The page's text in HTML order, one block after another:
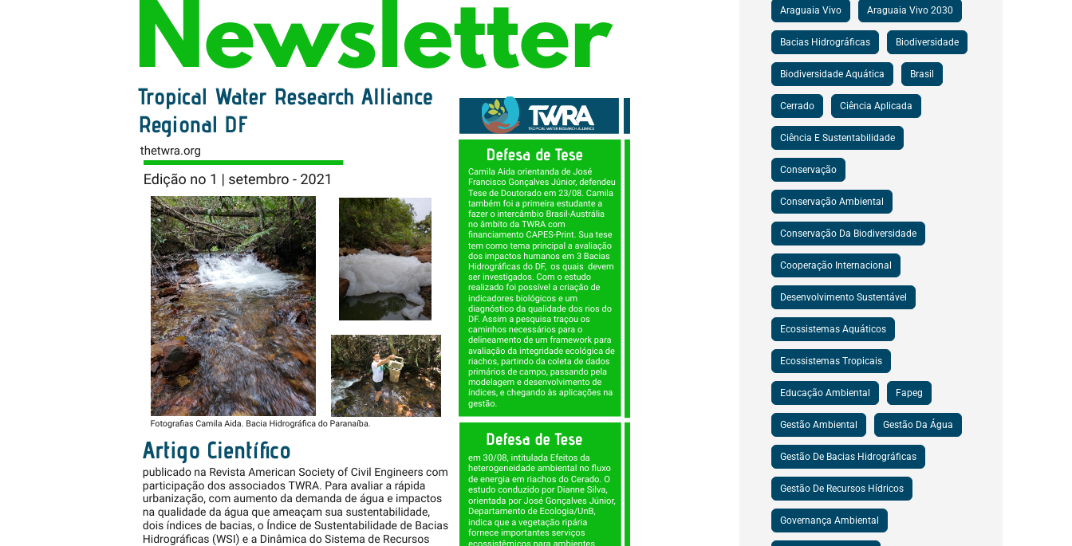
Araguaia Vivo Araguaia Vivo 2030
Bacias Hidrográficas Biodiversidade
Biodiversidade Aquática Brasil
Cerrado Ciência Aplicada
Ciência E Sustentabilidade
Conservação
Conservação Ambiental
Conservação Da Biodiversidade
Cooperação Internacional
Desenvolvimento Sustentável
Ecossistemas Aquáticos
Ecossistemas Tropicais
Educação Ambiental Fapeg
Gestão Ambiental Gestão Da Água
Gestão De Bacias Hidrográficas
Gestão De Recursos Hídricos
Governança Ambiental